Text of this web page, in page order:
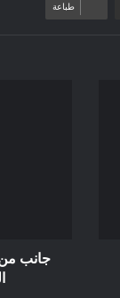
طباعة
المسيلةجانب من